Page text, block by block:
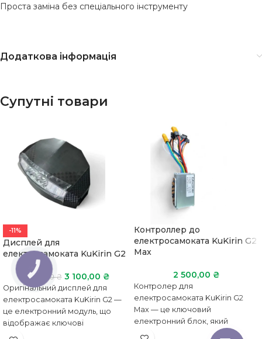
Проста заміна без спеціального інструменту
Додаткова інформація
Супутні товари
-11%
Дисплей для
електросамоката KuKirin G2
3 500,00₴ 3 100,00 ₴
Оригінальний дисплей для
електросамоката KuKirin G2 —
це електронний модуль, що
відображає ключові
параметри під час руху:
Контроллер до
електросамоката KuKirin G2
Max
2 500,00 ₴
Контролер для
електросамоката KuKirin G2
Max — це ключовий
електронний блок, який
відповідає за роботу всіх
КНОПКА
ЗВ'ЯЗКУ